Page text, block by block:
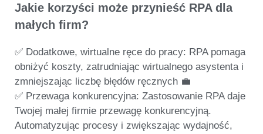
Jakie korzyści może przynieść RPA dla
małych firm?
✅ Dodatkowe, wirtualne ręce do pracy: RPA pomaga
obniżyć koszty, zatrudniając wirtualnego asystenta i
zmniejszając liczbę błędów ręcznych 💼
✅ Przewaga konkurencyjna: Zastosowanie RPA daje
Twojej małej firmie przewagę konkurencyjną.
Automatyzując procesy i zwiększając wydajność,